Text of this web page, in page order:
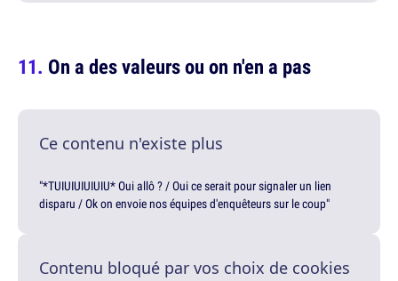
On a des valeurs ou on n'en a pas
Ce contenu n'existe plus
"*TUIUIUIUIUIU* Oui allô ? / Oui ce serait pour signaler un lien
disparu / Ok on envoie nos équipes d'enquêteurs sur le coup"
Contenu bloqué par vos choix de cookies